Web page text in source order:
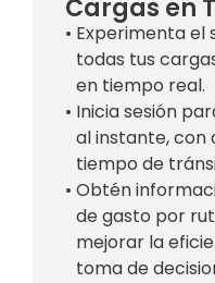
Cargas en
• Experimenta el
todas tus
en tiempo real.
• Inicia sesión
al instante, con
tiempo de
• Obtén
de gasto por
mejorar la
toma de